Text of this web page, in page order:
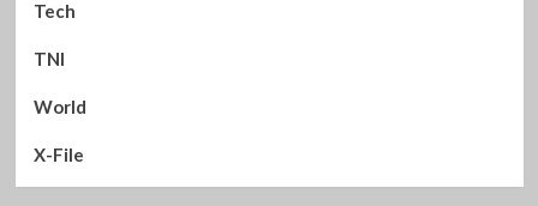
Tech
TNI
World
X-File